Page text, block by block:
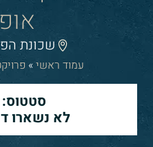
שכונת
עמוד ראשי»
לא נשארו